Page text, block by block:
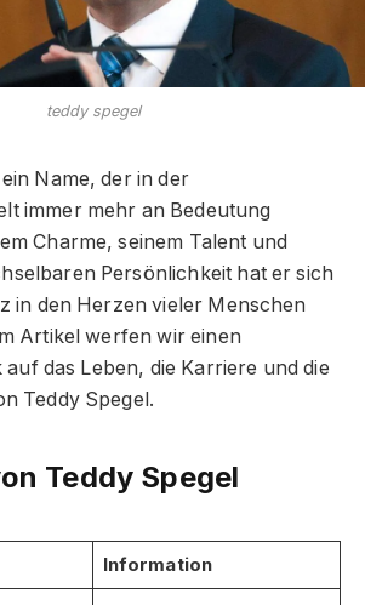
teddy spegel
Name, der in der
immer mehr an Bedeutung
Charme, seinem Talent und
Persönlichkeit hat er sich
in den Herzen vieler Menschen
Artikel werfen wir einen
das Leben, die Karriere und die
Teddy Spegel.
Teddy Spegel
Information